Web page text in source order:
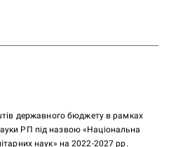
державного бюджету в рамках
РП під назвою «Національна
наук» на 2022-2027 рр.